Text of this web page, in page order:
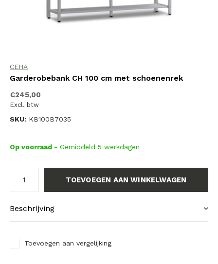
CEHA
Garderobebank CH 100 cm met schoenenrek
€245,00
Excl. btw
SKU: KB100B7035
Op voorraad - Gemiddeld 5 werkdagen
TOEVOEGEN AAN WINKELWAGEN
Beschrijving
Toevoegen aan vergelijking